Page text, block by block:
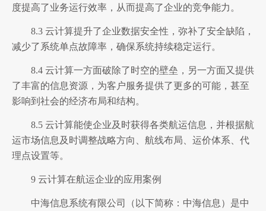
度提高了业务运行效率，从而提高了企业的竞争能力。
8.3 云计算提升了企业数据安全性，弥补了安全缺陷，
减少了系统单点故障率，确保系统持续稳定运行。
8.4 云计算一方面破除了时空的壁垒，另一方面又提供
了丰富的信息资源，为客户服务提供了更多的可能，甚至
影响到社会的经济布局和结构。
8.5 云计算能使企业及时获得各类航运信息，并根据航
运市场信息及时调整战略方向、航线布局、运价体系、代
理点设置等。
9 云计算在航运企业的应用案例
中海信息系统有限公司（以下简称：中海信息）是中